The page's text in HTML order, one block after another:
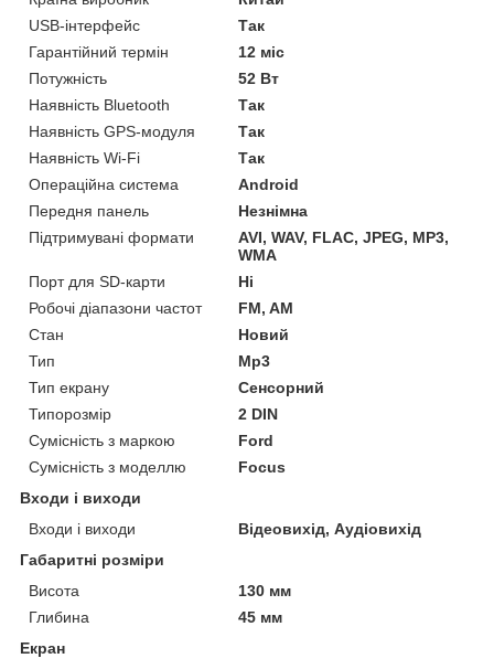
USB-інтерфейс
Так
Гарантійний термін
12 міс
Потужність
52 Вт
Наявність Bluetooth
Так
Наявність GPS-модуля
Так
Наявність Wi-Fi
Так
Операційна система
Android
Передня панель
Незнімна
Підтримувані формати
AVI, WAV, FLAC, JPEG, MP3,
WMA
Порт для SD-карти
Ні
Робочі діапазони частот
FM, AM
Стан
Новий
Тип
Mp3
Тип екрану
Сенсорний
Типорозмір
2 DIN
Сумісність з маркою
Ford
Сумісність з моделлю
Focus
Входи і виходи
Входи і виходи
Відеовихід, Аудіовихід
Габаритні розміри
Висота
130 мм
Глибина
45 мм
Екран